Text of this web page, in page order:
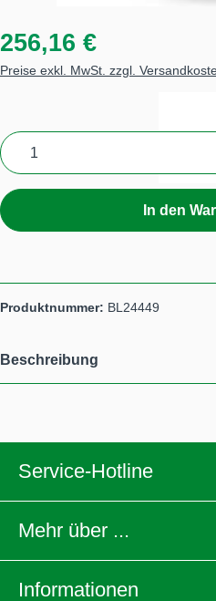
256,16 €
Preise exkl. MwSt. zzgl.
Produkt Anzahl: Gib
In den
Produktnummer: BL24449
Beschreibung
Service-Hotline
Mehr über ...
Informationen